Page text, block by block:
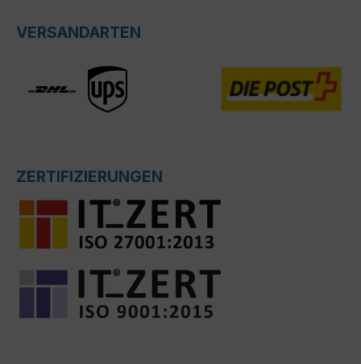
VERSANDARTEN
ZERTIFIZIERUNGEN